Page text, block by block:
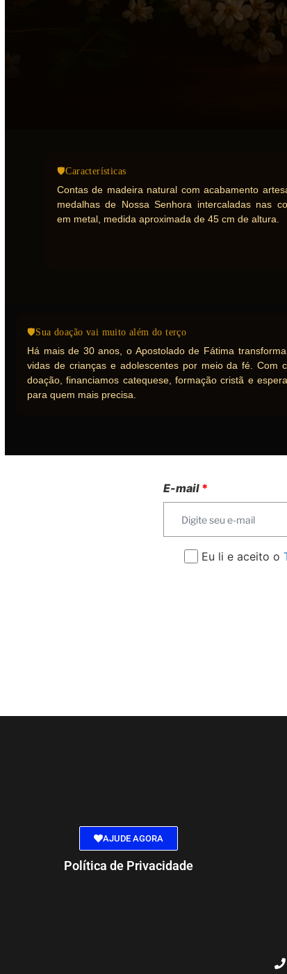
🛡Características
Contas de madeira natural com acabamento
medalhas de Nossa Senhora intercaladas nas
em metal, medida aproximada de 45 cm de altura.
🛡Sua doação vai muito além do terço
Há mais de 30 anos, o Apostolado de Fátima
vidas de crianças e adolescentes por meio da fé. Com
doação, financiamos catequese, formação cristã e
para quem mais precisa.
E-mail *
Eu li e aceito o
AJUDE AGORA
Política de Privacidade